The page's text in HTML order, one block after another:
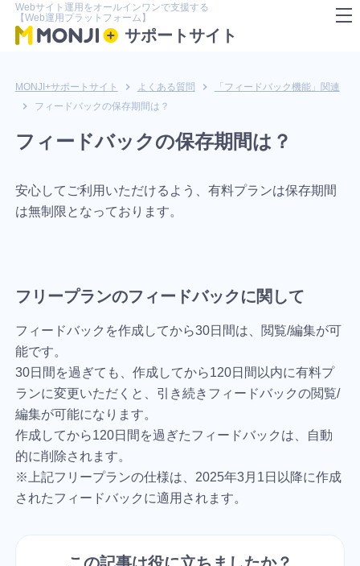
Webサイト運用をオールインワンで支援する
【Web運用プラットフォーム】
サポートサイト
MONJI+サポートサイト よくある質問
「フィードバック機能」関連
フィードバックの保存期間は？
フィードバックの保存期間は？
安心してご利用いただけるよう、有料プランは保存期間
は無制限となっております。
フリープランのフィードバックに関して
フィードバックを作成してから30日間は、閲覧/編集が可
能です。
30日間を過ぎても、作成してから120日間以内に有料プ
ランに変更いただくと、引き続きフィードバックの閲覧/
編集が可能になります。
作成してから120日間を過ぎたフィードバックは、自動
的に削除されます。
※上記フリープランの仕様は、2025年3月1日以降に作成
されたフィードバックに適用されます。